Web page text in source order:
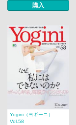
購入
Yogini（ヨギーニ）
Vol.58